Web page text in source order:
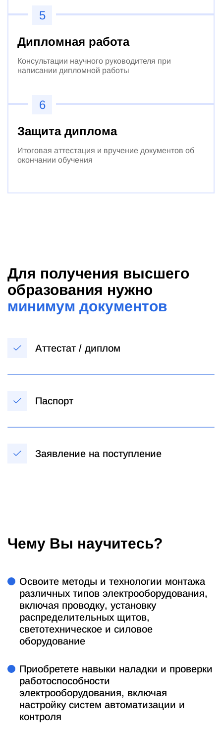
5
Дипломная работа
Консультации научного руководителя при
написании дипломной работы
6
Защита диплома
Итоговая аттестация и вручение документов об
окончании обучения
Для получения высшего
образования нужно
минимум документов
Аттестат / диплом
Паспорт
Заявление на поступление
Чему Вы научитесь?
Освоите методы и технологии монтажа
различных типов электрооборудования,
включая проводку, установку
распределительных щитов,
светотехническое и силовое
оборудование
Приобретете навыки наладки и проверки
работоспособности
электрооборудования, включая
настройку систем автоматизации и
контроля